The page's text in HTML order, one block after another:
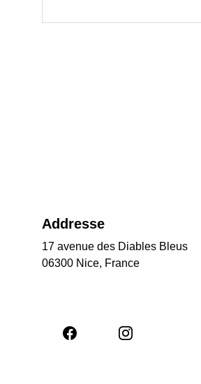
Addresse
17 avenue des Diables Bleus
06300 Nice, France